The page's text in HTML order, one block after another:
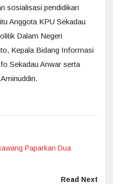
sosialisasi pendidikan
Anggota KPU Sekadau
Dalam Negeri
Kepala Bidang Informasi
Sekadau Anwar serta
Paparkan Dua
Read Next